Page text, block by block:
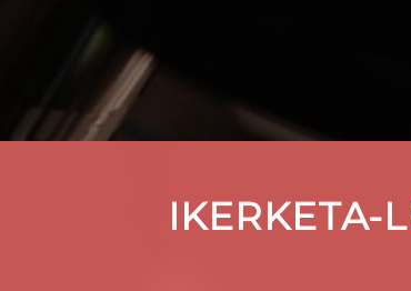
IKERKETA-